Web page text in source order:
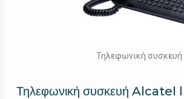
Τηλεφωνική συσκευή
Τηλεφωνική συσκευή